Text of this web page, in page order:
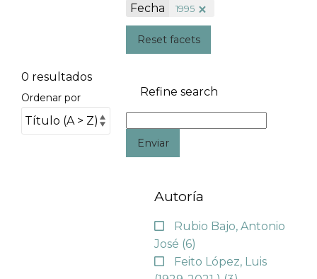
0 resultados
Ordenar por
Fecha 1995
Reset facets
Refine search
Enviar
Autoría
Rubio Bajo, Antonio
José (6)
Feito López, Luis